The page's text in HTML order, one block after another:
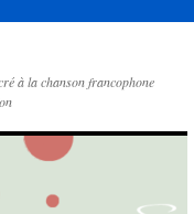
à la chanson francophone